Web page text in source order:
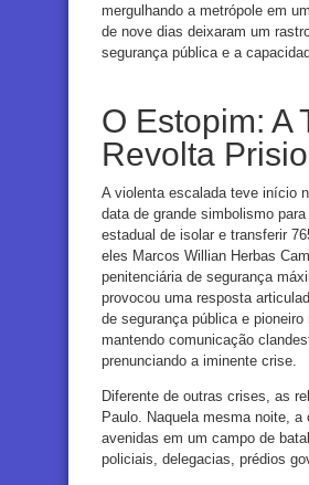
mergulhando a metrópole em
de nove dias deixaram um
segurança pública e a
O Estopim: A
Revolta
A violenta escalada teve início
data de grande simbolismo
estadual de isolar e transferir
eles Marcos Willian Herbas
penitenciária de segurança
provocou uma resposta
de segurança pública e
mantendo comunicação
prenunciando a iminente crise.
Diferente de outras crises, as
Paulo. Naquela mesma noite,
avenidas em um campo de
policiais, delegacias, prédios